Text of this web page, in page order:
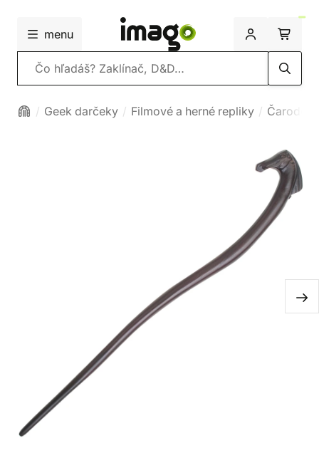
menu
Vyhľadávanie
Geek darčeky Filmové a herné repliky